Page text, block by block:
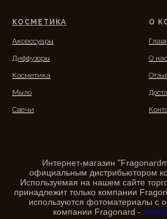
КОСМЕТИКА
Аксессуары
Диффузоры
Косметика
Мыло
Свечи
О
О нас
Интернет-магазин
официальным дистрибьютором
Используемая на нашем сайте
принадлежит только компании
используются фотоматериалы с
компании Fragonard -